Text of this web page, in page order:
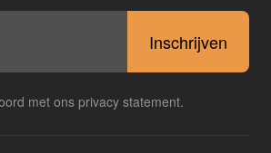
met ons privacy statement.